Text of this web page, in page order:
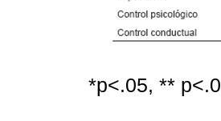
*p<.05, **